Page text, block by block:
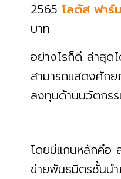
2565 โลตัส ฟาร์
บาท
อย่างไรก็ดี ล่าสุ
สามารถแสดงศักย
ลงทุนด้านนวัตกร
โดยมีแกนหลักคือ
ข่ายพันธมิตรชั้นน